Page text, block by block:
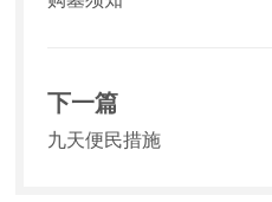
下一篇
九天便民措施